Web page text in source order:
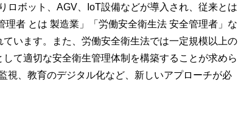
ロボット、AGV、IoT設備などが導入され、従来とは
者 とは 製造業」「労働安全衛生法 安全管理者」な
います。また、労働安全衛生法では一定規模以上の
て適切な安全衛生管理体制を構築することが求めら
視、教育のデジタル化など、新しいアプローチが必